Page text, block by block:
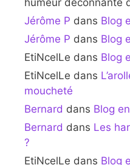
Jérôme P dans Blog
Jérôme P dans Blog
EtiNcelLe dans Blog
EtiNcelLe dans
moucheté
Bernard dans Blog
Bernard dans Les
?
EtiNcelLe dans Blog